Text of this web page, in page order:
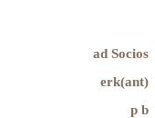
ad Socios
erk(ant)
p b